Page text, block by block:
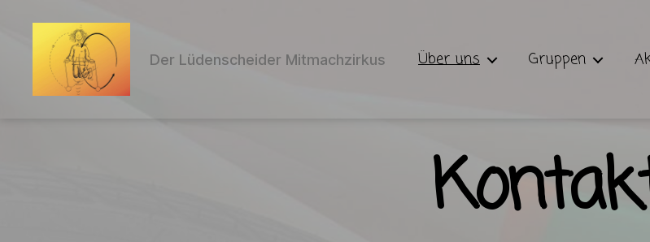
Clowns
Der Lüdenscheider Mitmachzirkus Über uns Gruppen